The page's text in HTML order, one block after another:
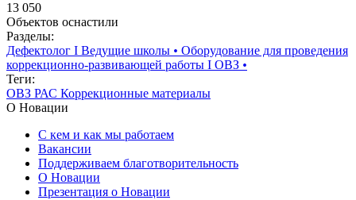
13 050
Объектов оснастили
Разделы:
Дефектолог I Ведущие школы • Оборудование для проведения
коррекционно-развивающей работы I ОВЗ •
Теги:
ОВЗ РАС Коррекционные материалы
О Новации
С кем и как мы работаем
Вакансии
Поддерживаем благотворительность
О Новации
Презентация о Новации